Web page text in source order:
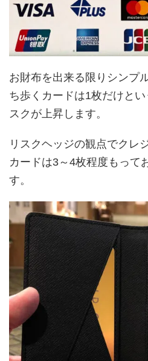
お財布を出来る限りシンプ
ち歩くカードは1枚だけと
スクが上昇します。
リスクヘッジの観点でクレ
カードは3～4枚程度もって
す。